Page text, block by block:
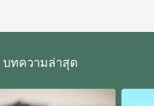
บทความล่าสุด